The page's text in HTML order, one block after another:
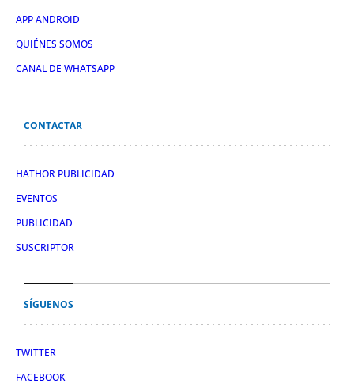
APP ANDROID
QUIÉNES SOMOS
CANAL DE WHATSAPP
CONTACTAR
HATHOR PUBLICIDAD
EVENTOS
PUBLICIDAD
SUSCRIPTOR
SÍGUENOS
TWITTER
FACEBOOK